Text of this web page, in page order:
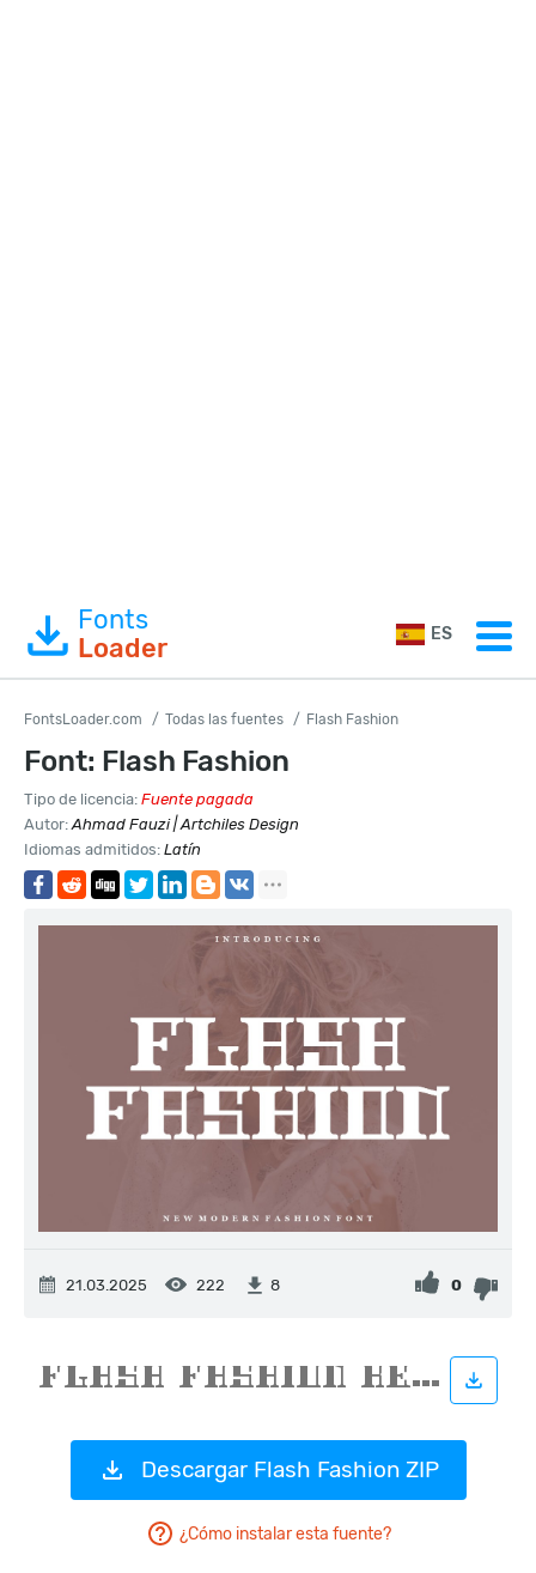
Fonts
Loader
ES
FontsLoader.com Todas las fuentes Flash Fashion
Font: Flash Fashion
Tipo de licencia: Fuente pagada
Autor:Ahmad Fauzi | Artchiles Design
Idiomas admitidos: Latín
21.03.2025 222 8 0
Descargar Flash Fashion ZIP
¿Cómo instalar esta fuente?